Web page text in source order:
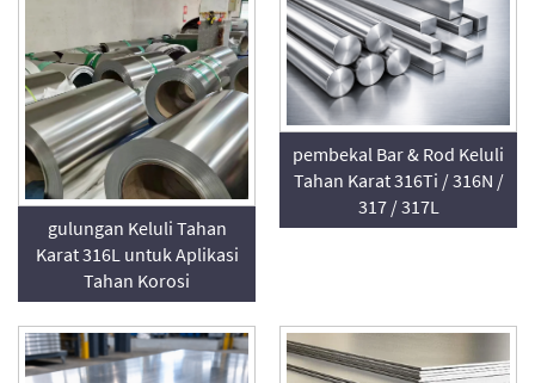
gulungan Keluli Tahan
Karat 316L untuk Aplikasi
Tahan Korosi
pembekal Bar & Rod Keluli
Tahan Karat 316Ti / 316N /
317 / 317L